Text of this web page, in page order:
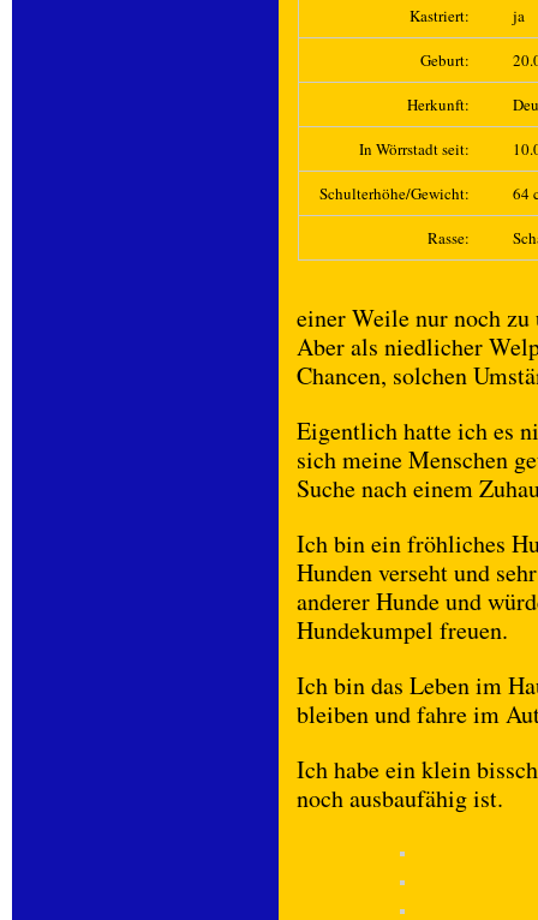
Kastriert: ja
Geburt:
Herkunft:
In Wörrstadt seit:
Schulterhöhe/Gewicht: 64
Rasse:
einer Weile nur noch zu
Aber als niedlicher
Chancen, solchen
Eigentlich hatte ich es
sich meine Menschen
Suche nach einem
Ich bin ein fröhliches
Hunden verseht und
anderer Hunde und
Hundekumpel freuen.
Ich bin das Leben im
bleiben und fahre im
Ich habe ein klein
noch ausbaufähig ist.